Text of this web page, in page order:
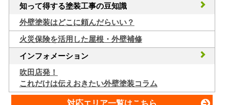
知って得する塗装工事の豆知識
外壁塗装はどこに頼んだらいい？
火災保険を活用した屋根・外壁補修
インフォメーション
吹田店発！
これだけは伝えおきたい外壁塗装コラム